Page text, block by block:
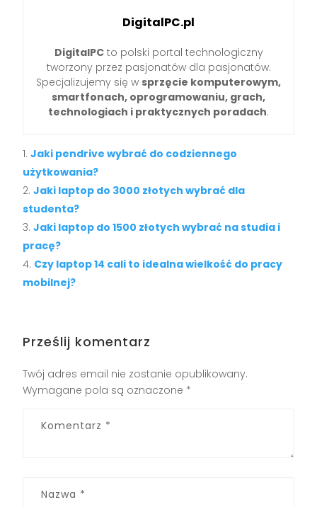
DigitalPC.pl
DigitalPCto polski portal technologiczny
tworzony przez pasjonatów dla pasjonatów.
Specjalizujemy się w sprzęcie komputerowym,
smartfonach, oprogramowaniu, grach,
technologiach i praktycznych poradach.
Jaki pendrive wybrać do codziennego
użytkowania?
Jaki laptop do 3000 złotych wybrać dla
studenta?
Jaki laptop do 1500 złotych wybrać na studia i
pracę?
Czy laptop 14 cali to idealna wielkość do pracy
mobilnej?
Prześlij komentarz
Twój adres email nie zostanie opublikowany.
Wymagane pola są oznaczone *